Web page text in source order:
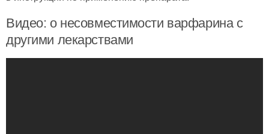
Видео: о несовместимости варфарина с
другими лекарствами